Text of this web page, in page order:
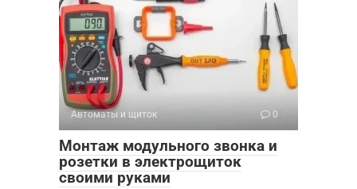
Автоматы и щиток 0
Монтаж модульного звонка и
розетки в электрощиток
своими руками